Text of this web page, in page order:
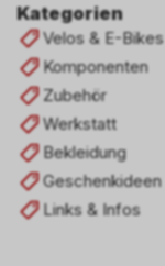
Kategorien
Velos & E-Bikes
Komponenten
Zubehör
Werkstatt
Bekleidung
Geschenkideen
Links & Infos